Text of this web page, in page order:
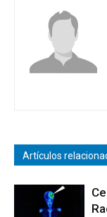
Artículos